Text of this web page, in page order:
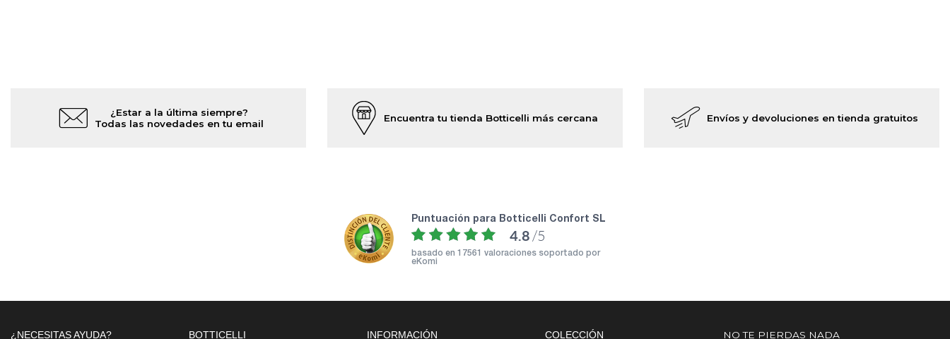
¿Estar a la última siempre?
Todas las novedades en tu email
Encuentra tu tienda Botticelli más cercana Envíos y devoluciones en tienda gratuitos
puntuación para Botticelli Confort SL
4.8 /5
basado en 17561 valoraciones soportado por
eKomi
¿NECESITAS AYUDA? BOTTICELLI INFORMACIÓN COLECCIÓN NO TE PIERDAS NADA